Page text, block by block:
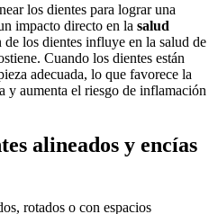
los dientes para lograr una
impacto directo en la salud
de los dientes influye en la salud de
Cuando los dientes están
adecuada, lo que favorece la
y aumenta el riesgo de inflamación
alineados y encías
rotados o con espacios